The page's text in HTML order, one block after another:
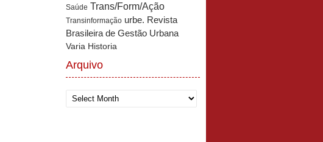
Saúde Trans/Form/Ação
Transinformação urbe. Revista
Brasileira de Gestão Urbana
Varia Historia
Arquivo
Arquivo